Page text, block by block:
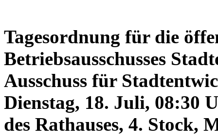
Tagesordnung für die
Betriebsausschusses
Ausschuss für
Dienstag, 18. Juli, 08:30
des Rathauses, 4. Stock,